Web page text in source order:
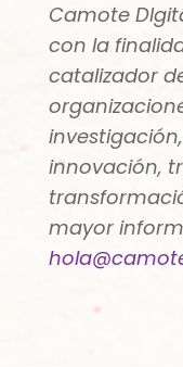
Camote
con la
catalizador
innovación,
mayor